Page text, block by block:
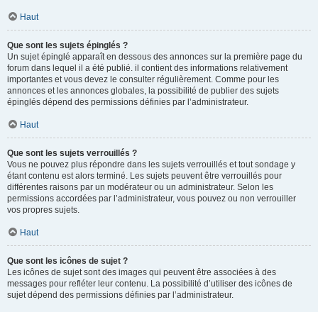
Haut
Que sont les sujets épinglés ?
Un sujet épinglé apparaît en dessous des annonces sur la première page du
forum dans lequel il a été publié. il contient des informations relativement
importantes et vous devez le consulter régulièrement. Comme pour les
annonces et les annonces globales, la possibilité de publier des sujets
épinglés dépend des permissions définies par l’administrateur.
Haut
Que sont les sujets verrouillés ?
Vous ne pouvez plus répondre dans les sujets verrouillés et tout sondage y
étant contenu est alors terminé. Les sujets peuvent être verrouillés pour
différentes raisons par un modérateur ou un administrateur. Selon les
permissions accordées par l’administrateur, vous pouvez ou non verrouiller
vos propres sujets.
Haut
Que sont les icônes de sujet ?
Les icônes de sujet sont des images qui peuvent être associées à des
messages pour refléter leur contenu. La possibilité d’utiliser des icônes de
sujet dépend des permissions définies par l’administrateur.